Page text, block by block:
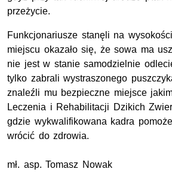
przeżycie.
Funkcjonariusze stanęli na
miejscu okazało się, że sowa ma
nie jest w stanie samodzielnie
tylko zabrali wystraszonego
znaleźli mu bezpieczne miejsce
Leczenia i Rehabilitacji Dzikich
gdzie wykwalifikowana kadra
wrócić do zdrowia.
mł. asp.Tomasz Nowak